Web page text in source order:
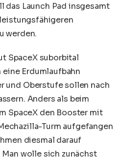
das Launch Pad insgesamt
werden.
SpaceX suborbital
Erdumlaufbahn
und Oberstufe sollen nach
Anders als beim
SpaceX den Booster mit
Turm aufgefangen
diesmal darauf
wolle sich zunächst